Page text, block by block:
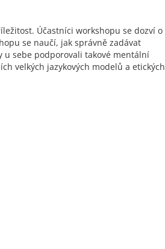
Účastníci workshopu se dozví o
se naučí, jak správně zadávat
u sebe podporovali takové mentální
velkých jazykových modelů a etických